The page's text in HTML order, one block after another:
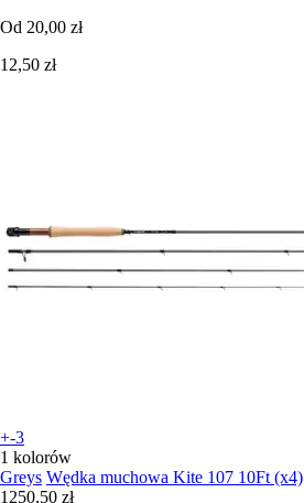
Od 20,00 zł
12,50 zł
+-3
1 kolorów
Greys Wędka muchowa Kite 107 10Ft (x4)
1250,50 zł